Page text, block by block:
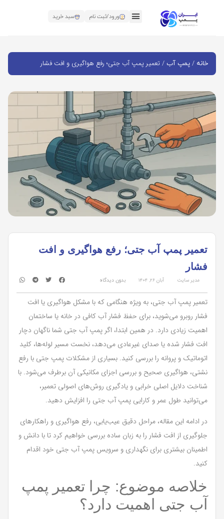
ورود/ثبت نام سبد خرید
خانه / پمپ آب / تعمیر پمپ آب جتی؛ رفع هواگیری و افت فشار
تعمیر پمپ آب جتی؛ رفع هواگیری و افت
فشار
مدیر سایت آبان ۲۶, ۱۴۰۴ بدون دیدگاه
تعمیر پمپ آب جتی، به ویژه هنگامی که با مشکل هواگیری یا افت
فشار روبرو می‌شوید، برای حفظ فشار آب کافی در خانه یا ساختمان
اهمیت زیادی دارد. در همین ابتدا، اگر پمپ آب جتی شما ناگهان دچار
افت فشار شده یا صدای غیرعادی می‌دهد، نخست مسیر لوله‌ها، کلید
اتوماتیک و پروانه را بررسی کنید. بسیاری از مشکلات پمپ جتی با رفع
نشتی، هواگیری صحیح و بررسی اجزای مکانیکی آن برطرف می‌شود. با
شناخت دلایل اصلی خرابی و یادگیری روش‌های اصولی تعمیر،
می‌توانید طول عمر و کارایی پمپ آب جتی را افزایش دهید.
در ادامه این مقاله، مراحل دقیق عیب‌یابی، رفع هواگیری و راهکارهای
جلوگیری از افت فشار را به زبان ساده بررسی خواهیم کرد تا با دانش و
اطمینان بیشتری برای نگهداری و سرویس پمپ آب جتی خود اقدام
کنید.
خلاصه موضوع: چرا تعمیر پمپ
آب جتی اهمیت دارد؟